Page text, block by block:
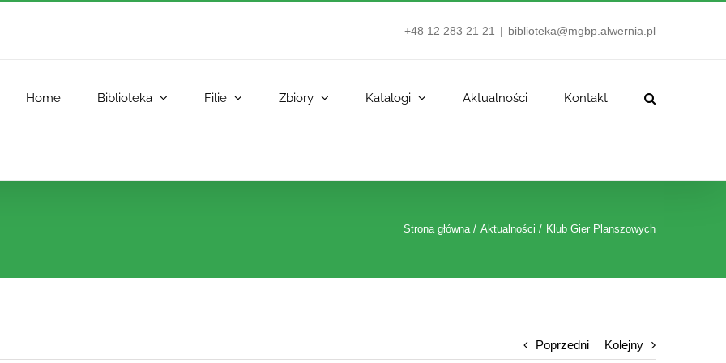
+48 12 283 21 21 | biblioteka@mgbp.alwernia.pl
Home Biblioteka Filie Zbiory Katalogi Aktualności Kontakt
Strona główna Aktualności Klub Gier Planszowych
Poprzedni Kolejny